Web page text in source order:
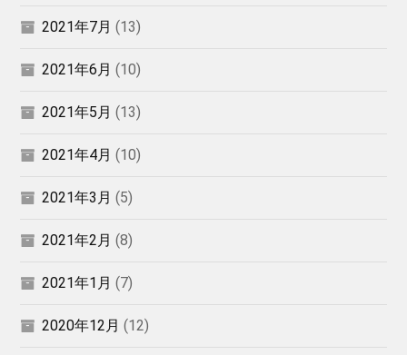
2021年7月 (13)
2021年6月 (10)
2021年5月 (13)
2021年4月 (10)
2021年3月 (5)
2021年2月 (8)
2021年1月 (7)
2020年12月 (12)